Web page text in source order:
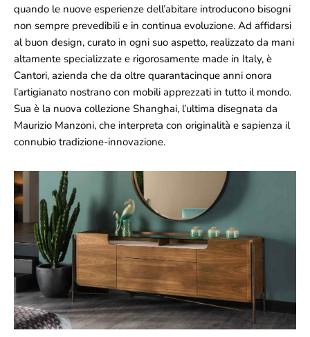
quando le nuove esperienze dell’abitare introducono bisogni
non sempre prevedibili e in continua evoluzione. Ad affidarsi
al buon design, curato in ogni suo aspetto, realizzato da mani
altamente specializzate e rigorosamente made in Italy, è
Cantori, azienda che da oltre quarantacinque anni onora
l’artigianato nostrano con mobili apprezzati in tutto il mondo.
Sua è la nuova collezione Shanghai, l’ultima disegnata da
Maurizio Manzoni, che interpreta con originalità e sapienza il
connubio tradizione-innovazione.